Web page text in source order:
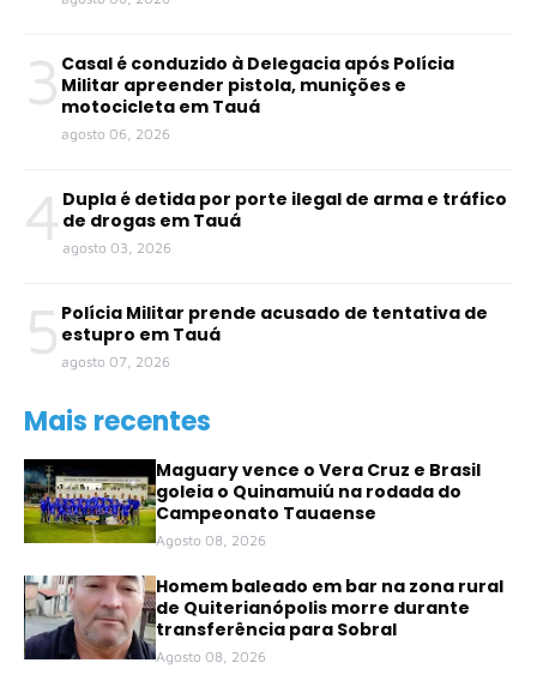
3 Casal é conduzido à Delegacia após Polícia
Militar apreender pistola, munições e
motocicleta em Tauá
agosto 06, 2026
4 Dupla é detida por porte ilegal de arma e tráfico
de drogas em Tauá
agosto 03, 2026
5 Polícia Militar prende acusado de tentativa de
estupro em Tauá
agosto 07, 2026
Mais recentes
Maguary vence o Vera Cruz e Brasil
goleia o Quinamuiú na rodada do
Campeonato Tauaense
Agosto 08, 2026
Homem baleado em bar na zona rural
de Quiterianópolis morre durante
transferência para Sobral
Agosto 08, 2026